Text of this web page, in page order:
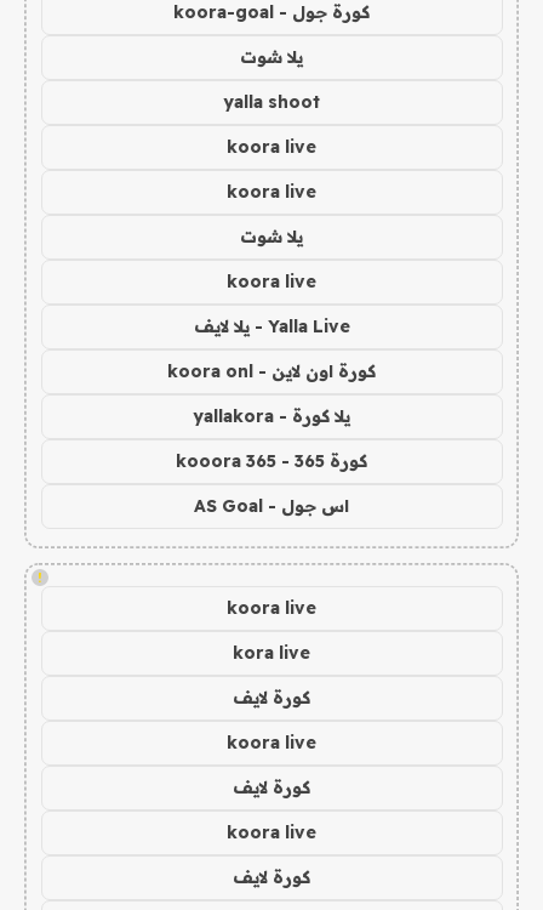
كورة جول - koora-goal
يلا شوت
yalla shoot
koora live
koora live
يلا شوت
koora live
Yalla Live - يلا لايف
كورة اون لاين - koora onl
يلا كورة - yallakora
كورة 365 - kooora 365
اس جول - AS Goal
!
koora live
kora live
كورة لايف
koora live
كورة لايف
koora live
كورة لايف